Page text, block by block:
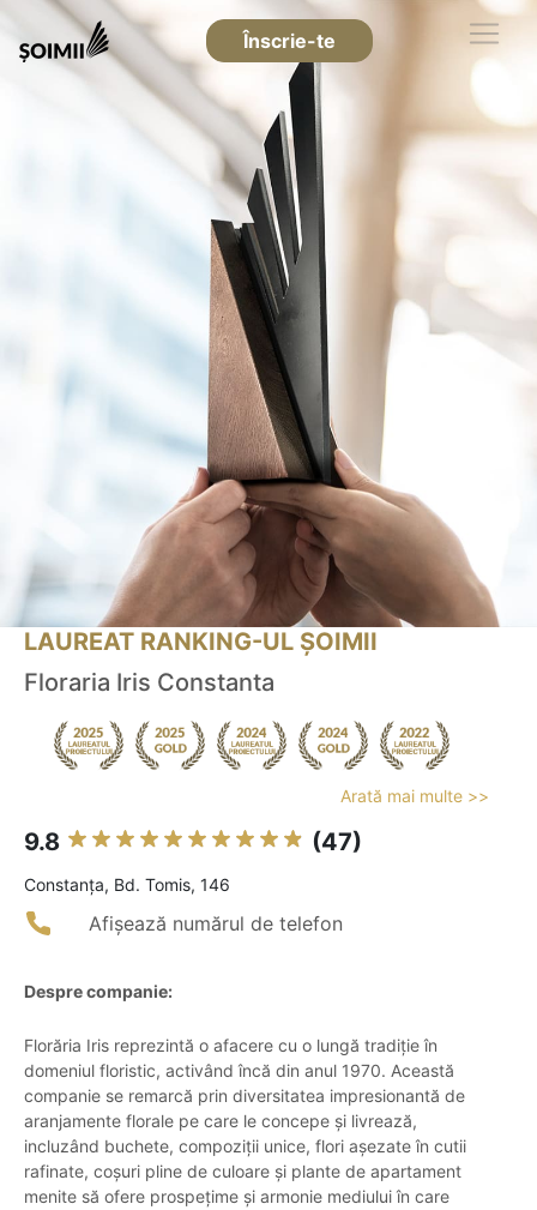
Înscrie-te
LAUREAT RANKING-UL ȘOIMII
Floraria Iris Constanta
Arată mai multe >>
9.8 (47)
Constanţa, Bd. Tomis, 146
Afișează numărul de telefon
Despre companie:
Florăria Iris reprezintă o afacere cu o lungă tradiție în
domeniul floristic, activând încă din anul 1970. Această
companie se remarcă prin diversitatea impresionantă de
aranjamente florale pe care le concepe și livrează,
incluzând buchete, compoziții unice, flori așezate în cutii
rafinate, coșuri pline de culoare și plante de apartament
menite să ofere prospețime și armonie mediului în care